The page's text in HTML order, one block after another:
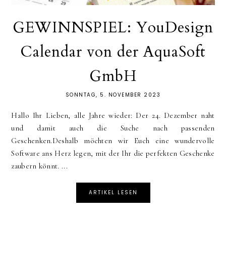
GEWINNSPIEL: YouDesign
Calendar von der AquaSoft
GmbH
SONNTAG, 5. NOVEMBER 2023
Hallo Ihr Lieben, alle Jahre wieder: Der 24. Dezember naht
und damit auch die Suche nach passenden
Geschenken.Deshalb möchten wir Euch eine wundervolle
Software ans Herz legen, mit der Ihr die perfekten Geschenke
zaubern könnt. ...
ARTIKEL LESEN